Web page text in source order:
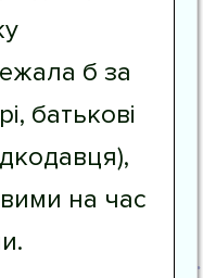
б за
батькові
на час